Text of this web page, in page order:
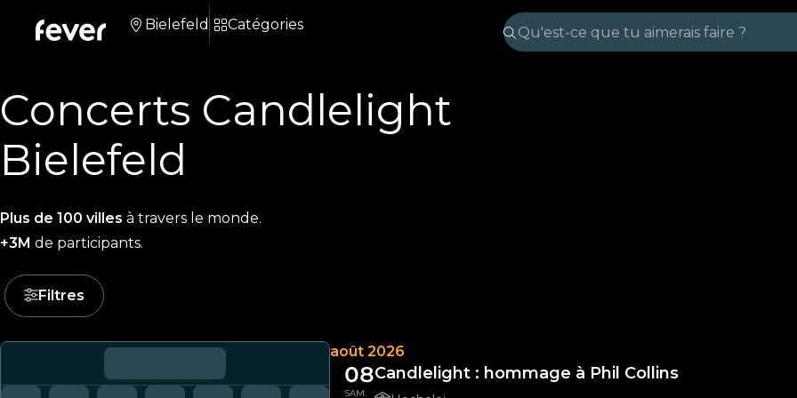
Bielefeld Catégories
Concerts Candlelight
Bielefeld
Plus de 100 villes à travers le monde.
+3M de participants.
Filtres
août 2026
08
SAM.
Candlelight : hommage à Phil Collins